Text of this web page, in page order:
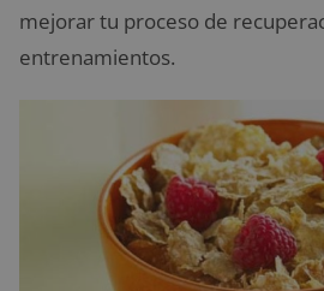
mejorar tu proceso de
entrenamientos.